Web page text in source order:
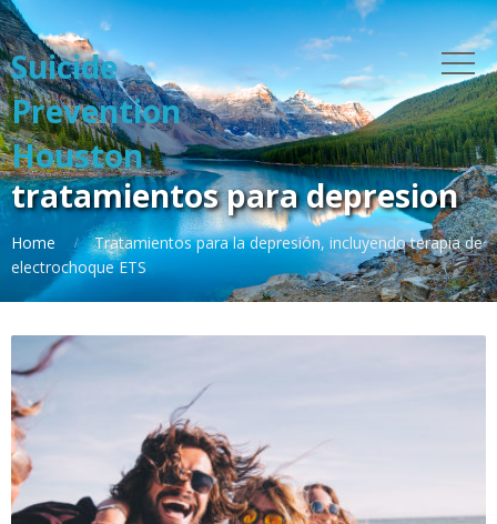
Suicide
Prevention
Houston
tratamientos para depresion
Home
Tratamientos para la depresión, incluyendo terapia de
electrochoque ETS